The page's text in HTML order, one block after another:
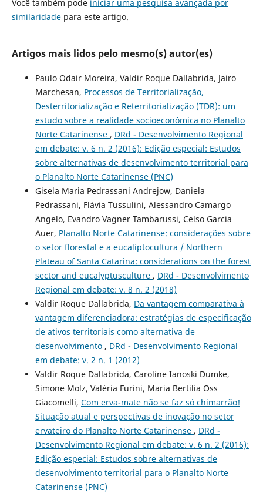
Você também pode iniciar uma pesquisa avançada por
similaridadepara este artigo.
Artigos mais lidos pelo mesmo(s) autor(es)
Paulo Odair Moreira, Valdir Roque Dallabrida, Jairo
Marchesan, Processos de Territorialização,
Desterritorialização e Reterritorialização (TDR): um
estudo sobre a realidade socioeconômica no Planalto
Norte Catarinense , DRd - Desenvolvimento Regional
em debate: v. 6 n. 2 (2016): Edição especial: Estudos
sobre alternativas de desenvolvimento territorial para
o Planalto Norte Catarinense (PNC)
Gisela Maria Pedrassani Andrejow, Daniela
Pedrassani, Flávia Tussulini, Alessandro Camargo
Angelo, Evandro Vagner Tambarussi, Celso Garcia
Auer, Planalto Norte Catarinense: considerações sobre
o setor florestal e a eucaliptocultura / Northern
Plateau of Santa Catarina: considerations on the forest
sector and eucalyptusculture , DRd - Desenvolvimento
Regional em debate: v. 8 n. 2 (2018)
Valdir Roque Dallabrida, Da vantagem comparativa à
vantagem diferenciadora: estratégias de especificação
de ativos territoriais como alternativa de
desenvolvimento , DRd - Desenvolvimento Regional
em debate: v. 2 n. 1 (2012)
Valdir Roque Dallabrida, Caroline Ianoski Dumke,
Simone Molz, Valéria Furini, Maria Bertilia Oss
Giacomelli, Com erva-mate não se faz só chimarrão!
Situação atual e perspectivas de inovação no setor
ervateiro do Planalto Norte Catarinense , DRd -
Desenvolvimento Regional em debate: v. 6 n. 2 (2016):
Edição especial: Estudos sobre alternativas de
desenvolvimento territorial para o Planalto Norte
Catarinense (PNC)